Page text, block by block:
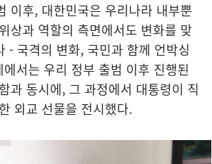
이후, 대한민국은 우리나라 내부뿐
상과 역할의 측면에서도 변화를 맞
- 국격의 변화, 국민과 함께 언박싱
서는 우리 정부 출범 이후 진행된
과 동시에, 그 과정에서 대통령이 직
외교 선물을 전시했다.